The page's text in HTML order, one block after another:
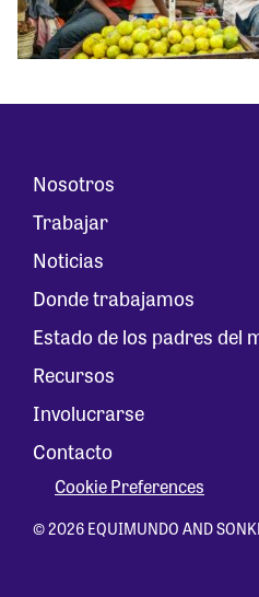
Nosotros
Trabajar
Noticias
Donde trabajamos
Estado de los padres del
Recursos
Involucrarse
Contacto
Cookie Preferences
© 2026 EQUIMUNDO AND